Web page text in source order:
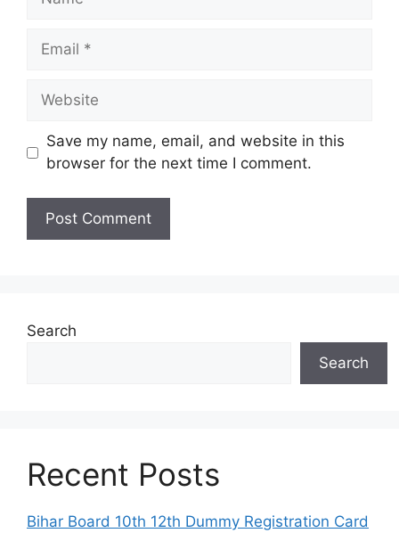
Email
Website
Save my name, email, and website in this
browser for the next time I comment.
Search
Search
Recent Posts
Bihar Board 10th 12th Dummy Registration Card